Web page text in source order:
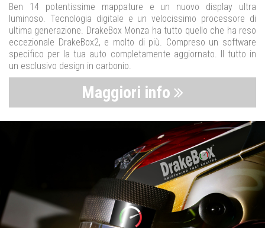
Ben 14 potentissime mappature e un nuovo display ultra
luminoso. Tecnologia digitale e un velocissimo processore di
ultima generazione. DrakeBox Monza ha tutto quello che ha reso
eccezionale DrakeBox2, e molto di più. Compreso un software
specifico per la tua auto completamente aggiornato. Il tutto in
un esclusivo design in carbonio.
Maggiori info